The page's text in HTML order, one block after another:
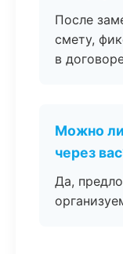
После
смету,
в
Можно
через
Да,